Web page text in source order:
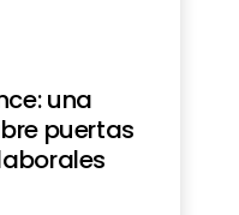
una
puertas